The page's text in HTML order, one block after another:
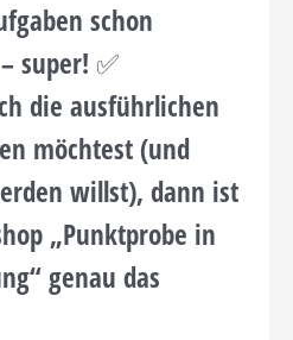
schon
super! ✅
dieausführlichen
möchtest (und
willst), dann ist
„Punktprobe in
genau das